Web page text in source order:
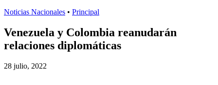
Noticias Nacionales • Principal
Venezuela y Colombia reanudarán
relaciones diplomáticas
28 julio, 2022